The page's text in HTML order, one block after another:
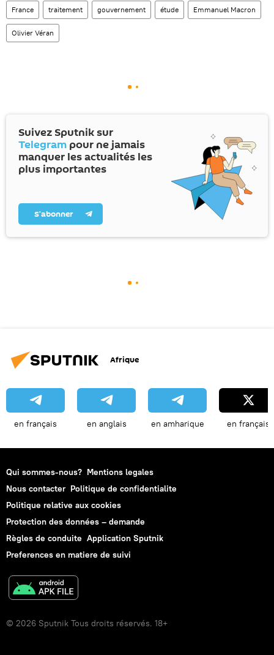
France traitement gouvernement étude Emmanuel Macron
Olivier Véran
Suivez Sputnik sur
Telegram pour ne jamais
manquer les actualités les
plus importantes
S’abonner
Afrique
en français en anglais en amharique en français
Qui sommes-nous? Mentions legales
Nous contacter Politique de confidentialite
Politique relative aux cookies
Protection des données – demande
Règles de conduite Application Sputnik
Preferences en matiere de suivi
© 2026 Sputnik Tous droits réservés. 18+